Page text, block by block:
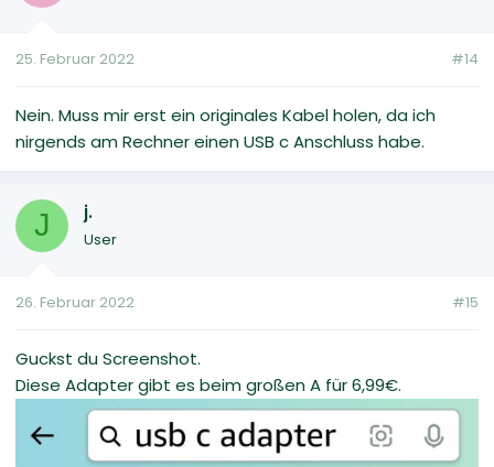
25. Februar 2022 #14
Nein. Muss mir erst ein originales Kabel holen, da ich
nirgends am Rechner einen USB c Anschluss habe.
J j.
User
26. Februar 2022 #15
Guckst du Screenshot.
Diese Adapter gibt es beim großen A für 6,99€.